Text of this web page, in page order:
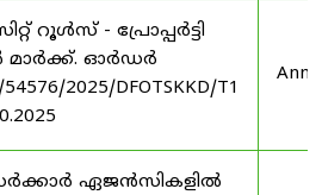
റൂൾസ് - പ്രോപ്പർട്ടി
മാർക്ക്. ഓർഡർ
2025/DFOTSKKD/T1
ഏജൻസികളിൽ